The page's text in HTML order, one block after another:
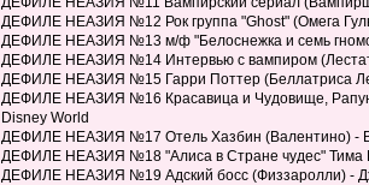
ДЕФИЛЕ НЕАЗИЯ №12 Рок группа "Ghost" (Омега
ДЕФИЛЕ НЕАЗИЯ №13 м/ф "Белоснежка и семь
ДЕФИЛЕ НЕАЗИЯ №14 Интервью с вампиром
ДЕФИЛЕ НЕАЗИЯ №15 Гарри Поттер (Беллатриса
ДЕФИЛЕ НЕАЗИЯ №16 Красавица и Чудовище,
Disney World
ДЕФИЛЕ НЕАЗИЯ №17 Отель Хазбин (Валентино) -
ДЕФИЛЕ НЕАЗИЯ №18 "Алиса в Стране чудес" Тима
ДЕФИЛЕ НЕАЗИЯ №19 Адский босс (Физзаролли) -